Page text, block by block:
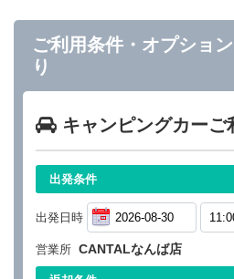
ご利用条件・オプショ
り
キャンピングカーご
出発条件
出発日時
営業所 CANTALなんば店